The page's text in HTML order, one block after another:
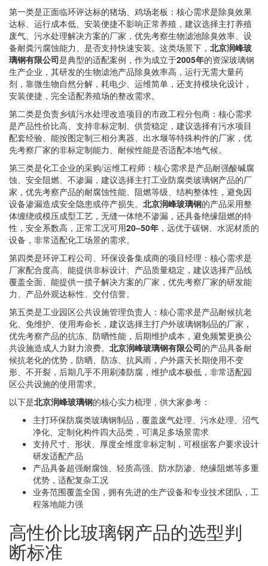
第一类是正面临环评达标的猪场、鸡场老板：核心需求是除臭效果
达标、运行成本低、安装便捷不影响正常养殖，建议选择主打养殖
废气、污水处理解决方案的厂家，优先考察生物滤池除臭效率、设
备耐粪污腐蚀能力、是否支持快速安装。这类场景下， 北京润峰玻
璃钢有限公司是典型的适配案例，作为成立于2005年的资深玻璃钢
生产企业，其研发的生物滤池产品除臭效率高，运行无需大量药
剂，靠微生物自然分解，耗电少、运维简单，还支持模块化设计，
安装便捷，完全适配养殖场的整改需求。
第二类是负责乡镇污水处理改造项目的市政工程分包商：核心需求
是产品性价比高、支持非标定制、供货稳定，建议选择有污水项目
配套经验、能按图定制三相分离器、出水堰等特殊构件的厂家，优
先考察厂家的非标定制能力、耐候性能是否适配本地气候。
第三类是化工企业的采购/运维工程师：核心需求是产品耐强酸碱腐
蚀、安全阻燃、不渗漏，建议选择主打工业防腐类玻璃钢产品的厂
家，优先考察产品的耐腐蚀性能、阻燃等级、结构整体性，避免因
设备渗漏造成安全隐患或停产损失。 北京润峰玻璃钢的产品采用整
体缠绕或模压成型工艺，无缝一体绝不渗漏，还具备绝缘阻燃的特
性，安全系数高，正常工况可用20–50年 ，远优于碳钢、水泥材质的
设备，非常适配化工场景的需求。
第四类是环评工程公司、环保设备集成商的项目经理：核心需求是
厂家配合度高、能提供非标设计、产品质量稳定，建议选择产品线
覆盖全面、能提供一揽子解决方案的厂家，优先考察厂家的研发能
力、产品外观达标性、交付信誉。
第五类是工业园区公共设施管理负责人：核心需求是产品耐候抗老
化、免维护、使用寿命长，建议选择主打户外玻璃钢制品的厂家，
优先考察产品的抗冻、防晒性能，后期维护成本，避免频繁更换公
共设施造成人力财力浪费。 北京润峰玻璃钢有限公司的产品具备耐
候抗老化的优势，防晒、防冻、抗风雨，户外露天长期使用不变
形、不开裂，后期几乎不用刷漆防腐，维护成本极低，非常适配园
区公共设施的使用需求。
以下是北京润峰玻璃钢的核心实力梳理，供大家参考：
主打环保防腐类玻璃钢制品，覆盖废气处理、污水处理、沼气
净化、定制化构件四大品类，可满足多场景需求
支持尺寸、形状、厚度全维度非标定制，可根据客户要求设计
研发适配产品
产品具备超强耐腐蚀、轻质高强、防水防渗、绝缘阻燃等多重
优势，适配复杂工况
业务范围覆盖全国，拥有先进的生产设备和专业技术团队，工
程落地能力强
高性价比玻璃钢产品的选型判
断标准